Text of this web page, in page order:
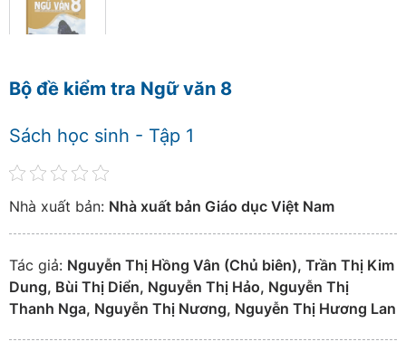
Bộ đề kiểm tra Ngữ văn 8
Sách học sinh - Tập 1
Nhà xuất bản: Nhà xuất bản Giáo dục Việt Nam
Tác giả: Nguyễn Thị Hồng Vân (Chủ biên), Trần Thị Kim
Dung, Bùi Thị Diển, Nguyễn Thị Hảo, Nguyễn Thị
Thanh Nga, Nguyễn Thị Nương, Nguyễn Thị Hương Lan